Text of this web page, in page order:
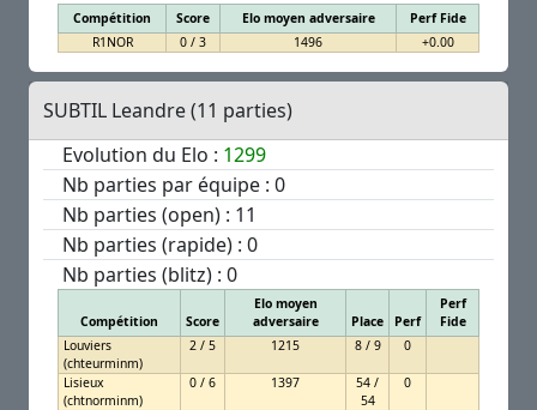
Compétition Score Elo moyen adversaire
Perf Fide
R1NOR
0 / 3 1496 +0.00
SUBTIL Leandre (11 parties)
Evolution du Elo : 1299
Nb parties par équipe : 0
Nb parties (open) : 11
Nb parties (rapide) : 0
Nb parties (blitz) : 0
Compétition Score
Elo moyen
adversaire
Place Perf
Perf
Fide
Louviers
(chteurminm)
2 / 5 1215 8 / 9 0
Lisieux
(chtnorminm)
0 / 6 1397
54 /
54
0